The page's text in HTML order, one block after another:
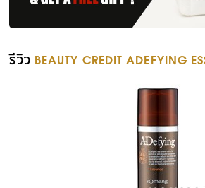
รีวิว BEAUTY CREDIT ADEFYING